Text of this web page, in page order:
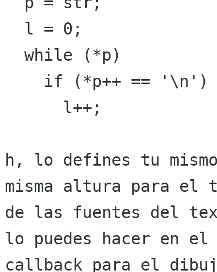
h, lo defines tu
misma altura para el
de las fuentes del
lo puedes hacer en el
callback para el